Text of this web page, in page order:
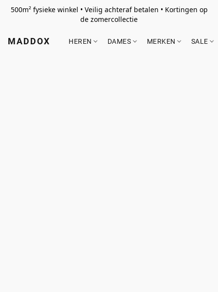
500m² fysieke winkel • Veilig achteraf betalen • Kortingen op
de zomercollectie
MADDOX HEREN DAMES MERKEN SALE